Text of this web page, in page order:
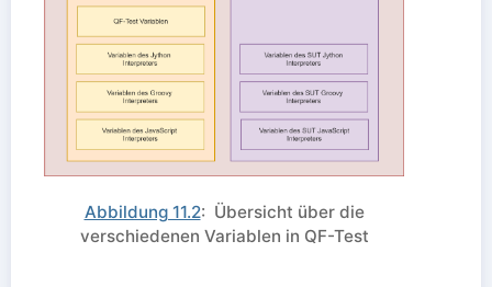
Abbildung 11.2: Übersicht über die
verschiedenen Variablen in QF-Test